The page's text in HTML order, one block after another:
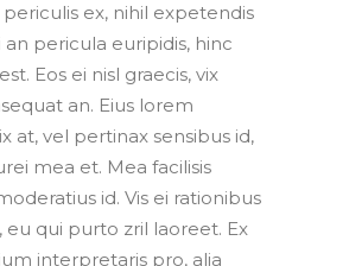
periculis ex, nihil expetendis
an pericula euripidis, hinc
Eos ei nisl graecis, vix
an. Eius lorem
at, vel pertinax sensibus id,
mea et. Mea facilisis
id. Vis ei rationibus
eu qui purto zril laoreet. Ex
interpretaris pro, alia